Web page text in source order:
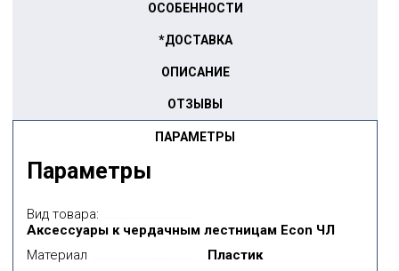
ПАРАМЕТРЫ
ОСОБЕННОСТИ
*ДОСТАВКА
ОПИСАНИЕ
ОТЗЫВЫ
Параметры
Вид товара:
Аксессуары к чердачным лестницам Econ ЧЛ
Материал
Пластик